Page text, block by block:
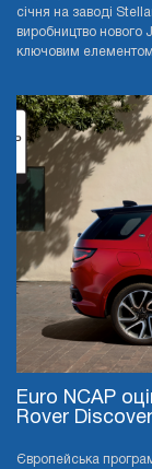
січня на заводі
виробництво нового
ключовим елементом
Euro NCAP
Rover
Європейська